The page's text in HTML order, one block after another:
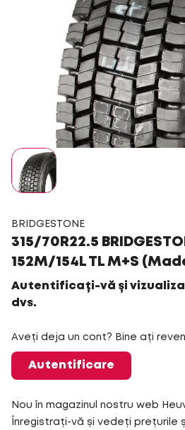
BRIDGESTONE
315/70R22.5
152M/154L TL M+S
Autentificați-vă și
dvs.
Aveți deja un cont? Bine ați
Autentificare
Nou în magazinul nostru web
Înregistrați-vă și vedeți prețurile